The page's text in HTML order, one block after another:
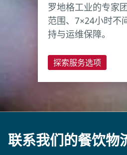
罗地格工业的专家
范围、7×24小时不
持与运维保障。
探索服务选项
联系我们的餐饮物